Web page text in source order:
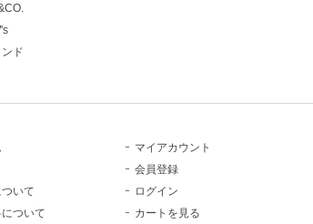
ド
いて
ついて
マイアカウント
会員登録
ログイン
カートを見る